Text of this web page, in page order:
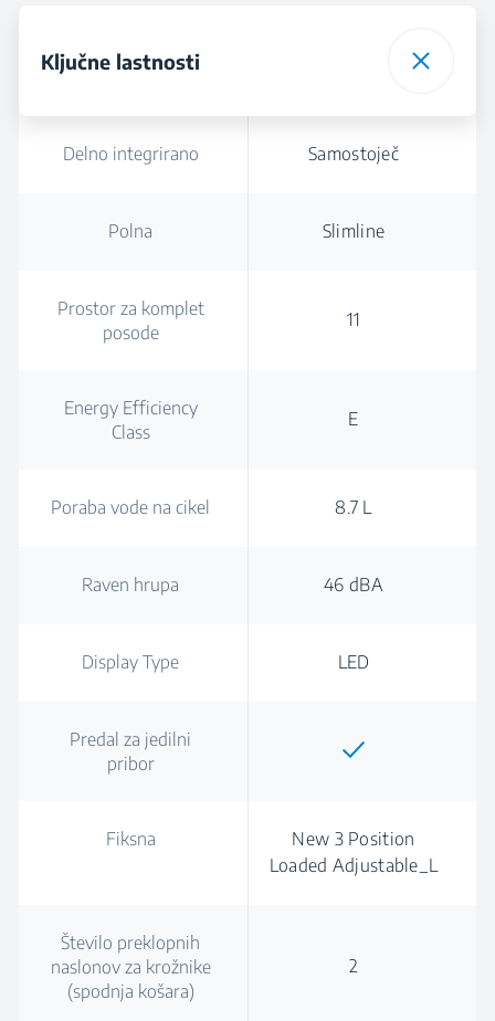
Ključne lastnosti
Delno integrirano Samostoječ
Polna Slimline
Prostor za komplet
posode
11
Energy Efficiency
Class
E
Poraba vode na cikel 8.7 L
Raven hrupa 46 dBA
Display Type LED
Predal za jedilni
pribor
Fiksna
New 3 Position
Loaded Adjustable_L
Število preklopnih
naslonov za krožnike
(spodnja košara)
2